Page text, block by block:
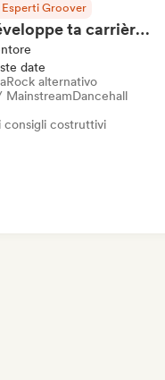
Esperti Groover
Développe ta carrière en 1h de Coaching
date
Rock alternativo
MainstreamDancehall
consigli costruttivi